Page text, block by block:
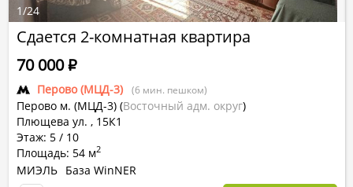
Сдается 2-комнатная квартира
Перово (МЦД-3) (6 мин. пешком)
Перово м. (МЦД-3) (Восточный адм. округ)
Плющева ул. , 15К1
Этаж: 5 / 10
Площадь: 54 м2
70 000Р
МИЭЛЬ База WinNER
1/24